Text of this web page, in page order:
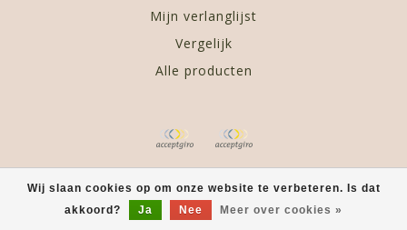
Wij slaan cookies op om onze website te verbeteren. Is dat
akkoord?
Ja Nee Meer over cookies »
Mijn verlanglijst
Vergelijk
Alle producten
© Copyright 2026 De Groene Knoop • Green Lifestyle Store -
De Groene Knoop scores a 9,7/10 out of758klantbeoordelingen